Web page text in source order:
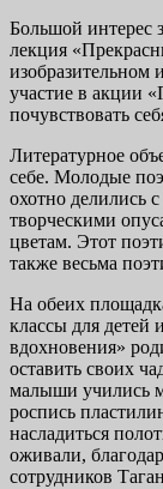
Большой интерес
лекция
изобразительном
участие в акции
почувствовать
Литературное
себе. Молодые
охотно делились
творческими
цветам. Этот
также весьма
На обеих
классы для детей
вдохновения»
оставить своих
малыши учились
роспись
насладиться
оживали,
сотрудников